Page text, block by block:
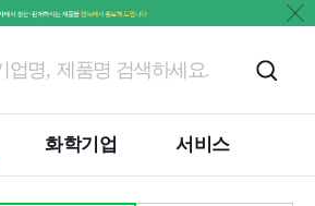
화학기업 서비스